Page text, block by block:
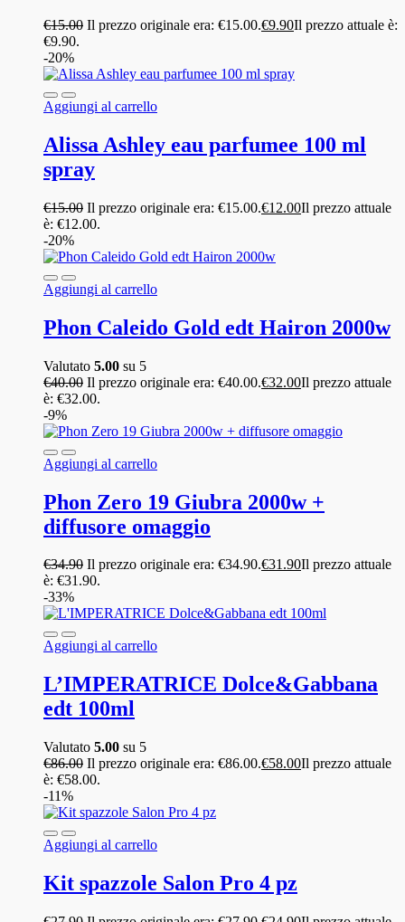
€15.00 Il prezzo originale era: €15.00.€9.90Il prezzo attuale è:
€9.90.
-20%
Aggiungi al carrello
Alissa Ashley eau parfumee 100 ml
spray
€15.00 Il prezzo originale era: €15.00.€12.00Il prezzo attuale
è: €12.00.
-20%
Aggiungi al carrello
Phon Caleido Gold edt Hairon 2000w
Valutato 5.00 su 5
€40.00 Il prezzo originale era: €40.00.€32.00Il prezzo attuale
è: €32.00.
-9%
Aggiungi al carrello
Phon Zero 19 Giubra 2000w +
diffusore omaggio
€34.90 Il prezzo originale era: €34.90.€31.90Il prezzo attuale
è: €31.90.
-33%
Aggiungi al carrello
L’IMPERATRICE Dolce&Gabbana
edt 100ml
Valutato 5.00 su 5
€86.00 Il prezzo originale era: €86.00.€58.00Il prezzo attuale
è: €58.00.
-11%
Aggiungi al carrello
Kit spazzole Salon Pro 4 pz